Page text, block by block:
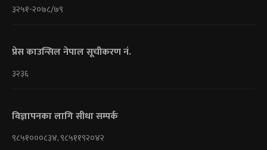
३२५१-२०७८/७९
प्रेस काउन्सिल नेपाल सूचीकरण नं.
३२३६
विज्ञापनका लागि सीधा सम्पर्क
९८५१०००८३४, ९८५११९२०४२